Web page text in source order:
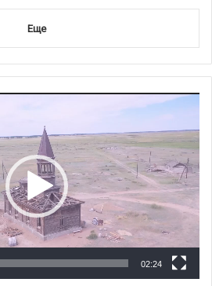
Еще
02:24